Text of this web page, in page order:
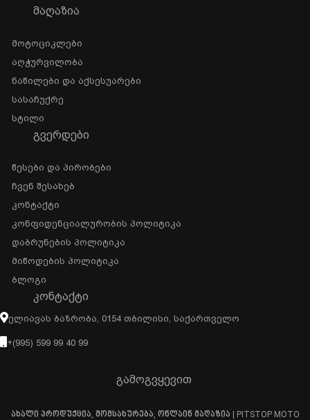
ᲛᲐᲦᲐᲖᲘᲐ
Მოტოციკლები
Აღჭურვილობა
Ნაწილები Და Აქსესუარები
Სასაჩუქრე
Სტილი
ᲒᲕᲔᲠᲓᲔᲑᲘ
Წესები Და Პირობები
Ჩვენ Შესახებ
Კონტაქტი
Კონფიდენციალურობის Პოლიტიკა
Დაბრუნების Პოლიტიკა
Მიწოდების Პოლიტიკა
Ბლოგი
ᲙᲝᲜᲢᲐᲥᲢᲘ
Ელიავას Ბაზრობა, 0154 Თბილისი, Საქართველო
+(995) 599 99 40 99
გამოგვყევით
ახალი პროდუქცია, მომსახურება, ონლაინ მაღაზია | PITSTOP MOTO